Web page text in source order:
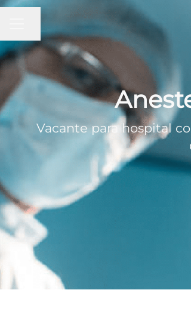
Compartir página
Vacante para hospital